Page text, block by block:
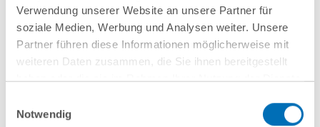
Verwendung unserer Website an unsere Partner für
soziale Medien, Werbung und Analysen weiter. Unsere
Partner führen diese Informationen möglicherweise mit
weiteren Daten zusammen, die Sie ihnen bereitgestellt
haben oder die sie im Rahmen Ihrer Nutzung der Dienste
Cookies, wenn Sie unsere Webseite weiterhin nutzen.
Notwendig
Juli 2026
Überschuldungsna
pauschale
Juli 2026
Mehr als die
PPWR: Das neue
VerpackDG und